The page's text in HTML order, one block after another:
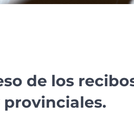
de los
provinciales.